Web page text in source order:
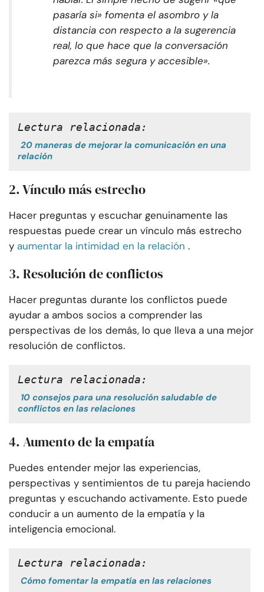
pasaría si» fomenta el asombro y la
distancia con respecto a la sugerencia
real, lo que hace que la conversación
parezca más segura y accesible».
Lectura relacionada:
20 maneras de mejorar la comunicación en una
relación
2. Vínculo más estrecho
Hacer preguntas y escuchar genuinamente las
respuestas puede crear un vínculo más estrecho
y aumentar la intimidad en la relación .
3. Resolución de conflictos
Hacer preguntas durante los conflictos puede
ayudar a ambos socios a comprender las
perspectivas de los demás, lo que lleva a una mejor
resolución de conflictos.
Lectura relacionada:
10 consejos para una resolución saludable de
conflictos en las relaciones
4. Aumento de la empatía
Puedes entender mejor las experiencias,
perspectivas y sentimientos de tu pareja haciendo
preguntas y escuchando activamente. Esto puede
conducir a un aumento de la empatía y la
inteligencia emocional.
Lectura relacionada:
Cómo fomentar la empatía en las relaciones